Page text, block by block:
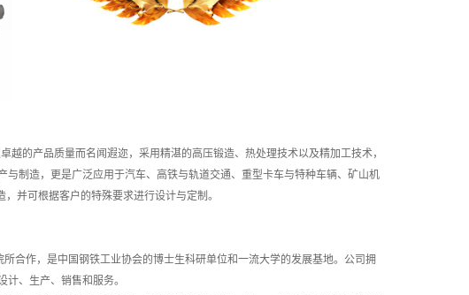
的产品质量而名闻遐迩，采用精湛的高压锻造、热处理技术以及精加工技术，
与制造，更是广泛应用于汽车、高铁与轨道交通、重型卡车与特种车辆、矿山机
并可根据客户的特殊要求进行设计与定制。
合作，是中国钢铁工业协会的博士生科研单位和一流大学的发展基地。公司拥
、生产、销售和服务。